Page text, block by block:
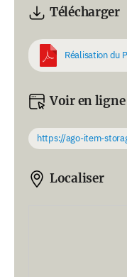
Télécharger
Réalisation du
Voir en ligne
https://ago-item-
Localiser